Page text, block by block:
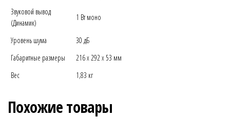
Звуковой вывод
(Динамик)
1 Вт моно
Уровень шума
30 дБ
Габаритные размеры
216 x 292 x 53 мм
Вес
1,83 кг
Похожие товары